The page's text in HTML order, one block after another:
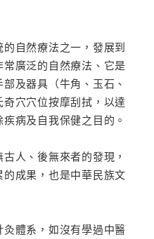
自然療法之一，發展到
廣泛的自然療法、它是
及器具（牛角、玉石、
穴穴位按摩刮拭，以達
病及自我保健之目的。
人、後無來者的發現，
成果，也是中華民族文
體系，如沒有學過中醫